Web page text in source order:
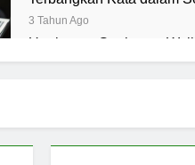
3 Tahun Ago
Ungkapan Gaul yang
7 Bulan Ago
Kebijaksanaan Digital